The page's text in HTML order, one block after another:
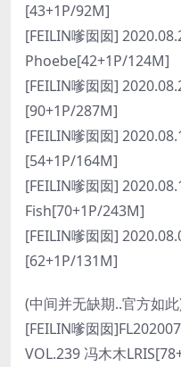
[43+1P/92M]
[FEILIN嗲囡囡]
Phoebe[42+1P/124M]
[FEILIN嗲囡囡]
[90+1P/287M]
[FEILIN嗲囡囡]
[54+1P/164M]
[FEILIN嗲囡囡]
Fish[70+1P/243M]
[FEILIN嗲囡囡]
[62+1P/131M]
(中间并无缺期..官方如
[FEILIN嗲囡囡
VOL.239 冯木木